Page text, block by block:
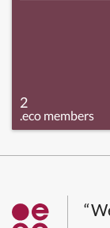
2
.eco members